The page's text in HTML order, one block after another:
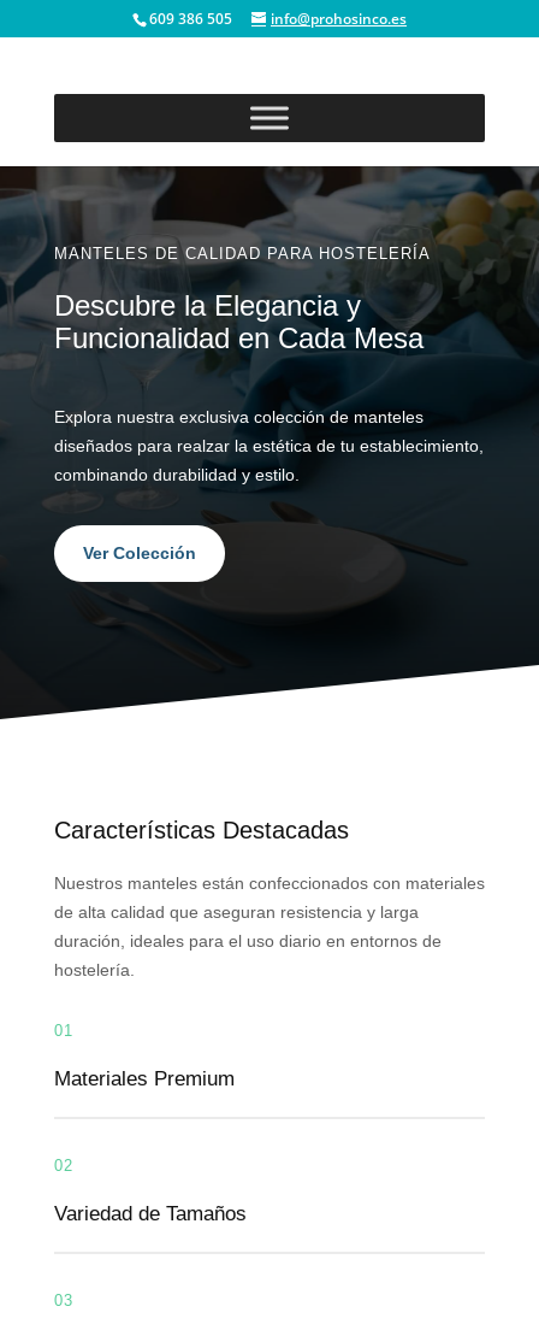
609 386 505 info@prohosinco.es
MANTELES DE CALIDAD PARA HOSTELERÍA
Descubre la Elegancia y
Funcionalidad en Cada Mesa
Explora nuestra exclusiva colección de manteles
diseñados para realzar la estética de tu establecimiento,
combinando durabilidad y estilo.
Ver Colección
Características Destacadas
Nuestros manteles están confeccionados con materiales
de alta calidad que aseguran resistencia y larga
duración, ideales para el uso diario en entornos de
hostelería.
01
Materiales Premium
02
Variedad de Tamaños
03